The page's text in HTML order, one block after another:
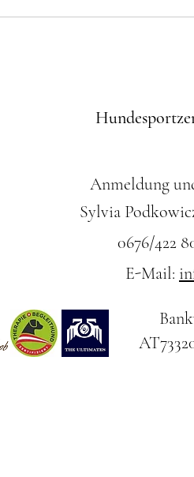
Anmeldung
Sylvia
0676/422
E-Mail: